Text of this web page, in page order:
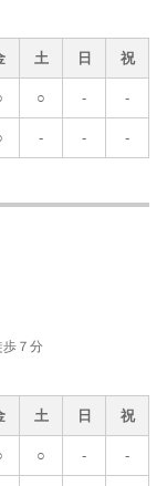
土 日 祝
○ - -
- - -
歩７分
土 日 祝
○ - -